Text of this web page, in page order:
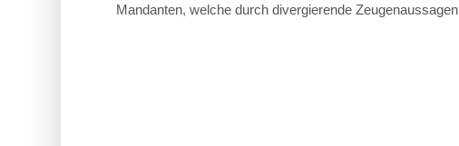
Mandanten, welche durch divergierende Zeugenaussagen